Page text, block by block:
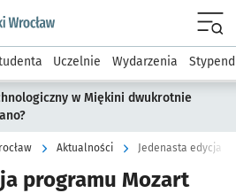
podserwis: Akademicki
Uczelnie Wydarzenia
w Miękini dwukrotnie
Aktualności
programu Mozart